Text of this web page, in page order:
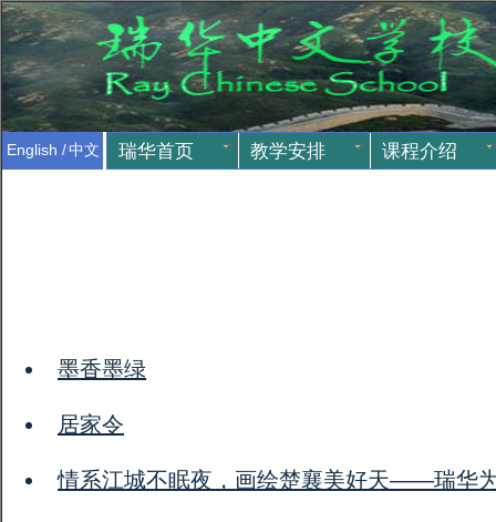
English /中文 瑞华首页 教学安排 课程介绍
墨香墨绿
居家令
情系江城不眠夜，画绘楚襄美好天——瑞华